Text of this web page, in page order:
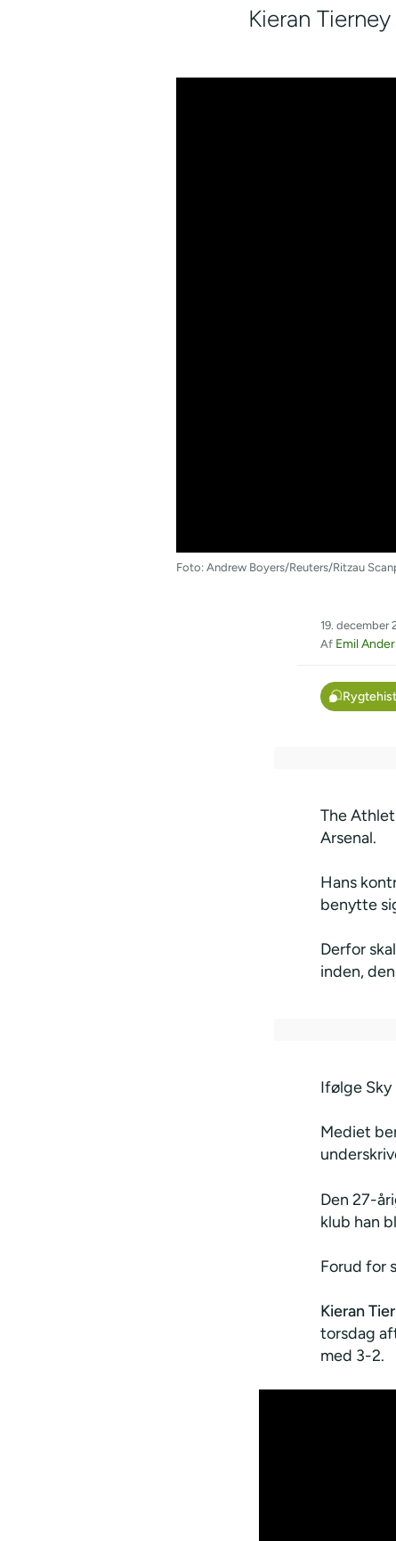
Kieran
Foto: Andrew Boyers/Reuters/Ritzau
19. december
Af Emil
The
Arsenal.
Hans
benytte
Derfor
inden,
Ifølge Sky
Mediet
Den 27-
klub han
Forud for
Kieran
torsdag
med 3-2.